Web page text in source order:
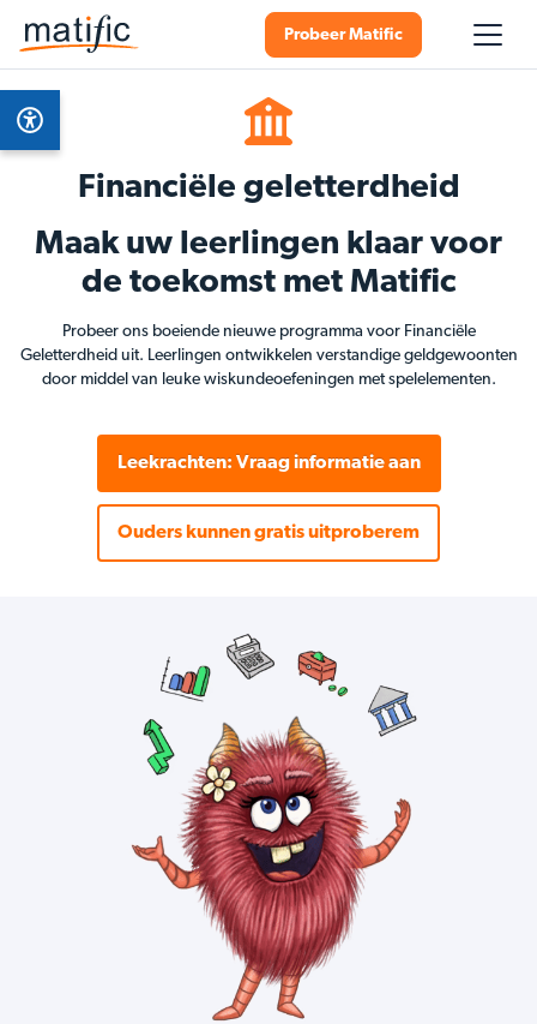
Probeer Matific
Financiële geletterdheid
Maak uw leerlingen klaar voor
de toekomst met Matific
Probeer ons boeiende nieuwe programma voor Financiële
Geletterdheid uit. Leerlingen ontwikkelen verstandige geldgewoonten
door middel van leuke wiskundeoefeningen met spelelementen.
Leekrachten: Vraag informatie aan
Ouders kunnen gratis uitproberem